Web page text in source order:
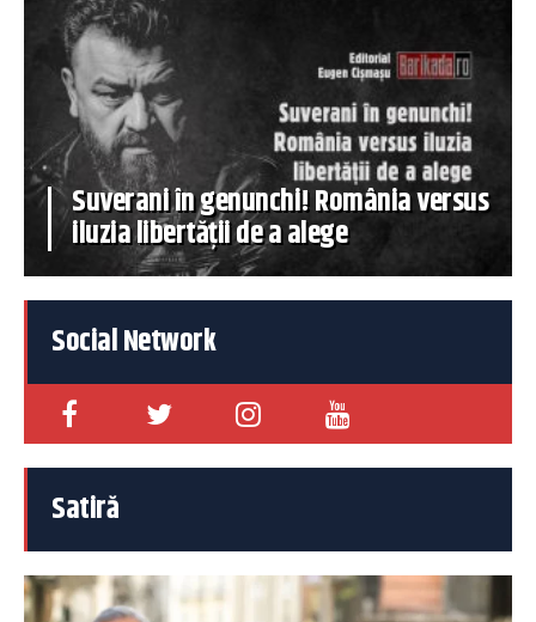
Suverani în genunchi! România versus
iluzia libertății de a alege
Social Network
Satiră